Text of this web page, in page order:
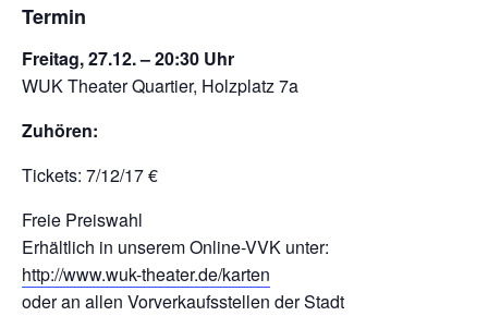
Termin
Freitag, 27.12. – 20:30 Uhr
WUK Theater Quartier, Holzplatz 7a
Zuhören:
Tickets: 7/12/17 €
Freie Preiswahl
Erhältlich in unserem Online-VVK unter:
http://www.wuk-theater.de/karten
oder an allen Vorverkaufsstellen der Stadt